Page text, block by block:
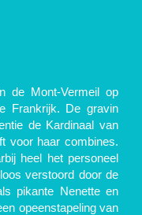
de Mont-Vermeil op
Frankrijk. De gravin
de Kardinaal van
voor haar combines.
heel het personeel
verstoord door de
pikante Nenette en
opeenstapeling van